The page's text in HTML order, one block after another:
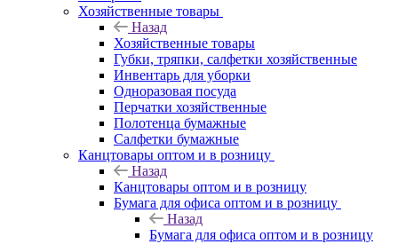
Хозяйственные товары
Назад
Хозяйственные товары
Губки, тряпки, салфетки хозяйственные
Инвентарь для уборки
Одноразовая посуда
Перчатки хозяйственные
Полотенца бумажные
Салфетки бумажные
Канцтовары оптом и в розницу
Назад
Канцтовары оптом и в розницу
Бумага для офиса оптом и в розницу
Назад
Бумага для офиса оптом и в розницу